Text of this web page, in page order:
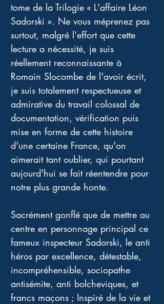
tome de la Trilogie « L'affaire Léon
Sadorski ». Ne vous méprenez pas
surtout, malgré l'effort que cette
lecture a nécessité, je suis
réellement reconnaissante à
Romain Slocombe de l'avoir écrit,
je suis totalement respectueuse et
admirative du travail colossal de
documentation, vérification puis
mise en forme de cette histoire
d'une certaine France, qu'on
aimerait tant oublier, qui pourtant
aujourd'hui se fait réentendre pour
notre plus grande honte.
Sacrément gonflé que de mettre au
centre en personnage principal ce
fameux inspecteur Sadorski, le anti
héros par excellence, détestable,
incompréhensible, sociopathe
antisémite, anti bolcheviques, et
francs maçons ; Inspiré de la vie et